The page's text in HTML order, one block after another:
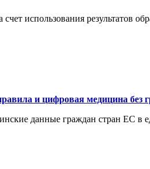
использования результатов
и цифровая медицина без
данные граждан стран ЕС